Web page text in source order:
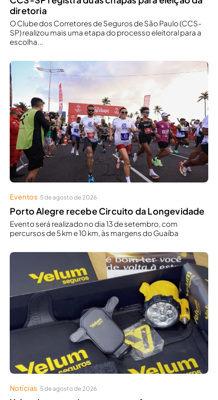
diretoria
O Clube dos Corretores de Seguros de São Paulo (CCS-
SP) realizou mais uma etapa do processo eleitoral para a
escolha...
Eventos 5 de agosto de 2026
Porto Alegre recebe Circuito da Longevidade
Evento será realizado no dia 13 de setembro, com
percursos de 5 km e 10 km, às margens do Guaíba
Notícias 5 de agosto de 2026